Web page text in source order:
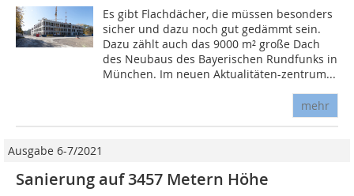
Es gibt Flachdächer, die müssen besonders
sicher und dazu noch gut gedämmt sein.
Dazu zählt auch das 9000 m² große Dach
des Neubaus des Bayerischen Rundfunks in
München. Im neuen Aktualitäten-zentrum...
mehr
Ausgabe 6-7/2021
Sanierung auf 3457 Metern Höhe